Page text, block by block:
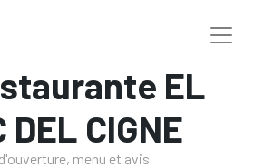
EL
CIGNE
menu et avis